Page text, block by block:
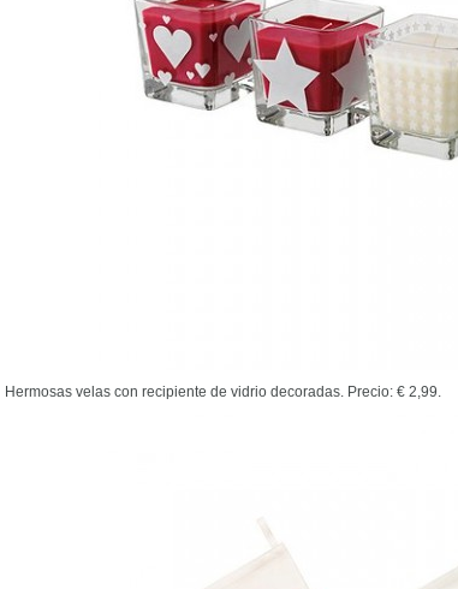
Hermosas velas con recipiente de vidrio decoradas. Precio: € 2,99.